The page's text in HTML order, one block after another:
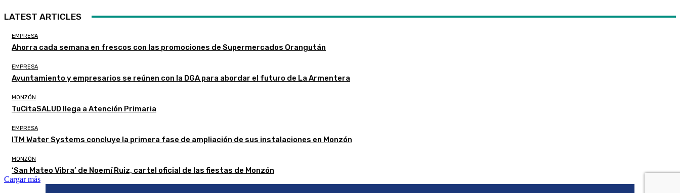
LATEST ARTICLES
EMPRESA
Ahorra cada semana en frescos con las promociones de Supermercados Orangután
EMPRESA
Ayuntamiento y empresarios se reúnen con la DGA para abordar el futuro de La Armentera
MONZÓN
TuCitaSALUD llega a Atención Primaria
EMPRESA
ITM Water Systems concluye la primera fase de ampliación de sus instalaciones en Monzón
MONZÓN
‘San Mateo Vibra’ de Noemí Ruiz, cartel oficial de las fiestas de Monzón
Cargar más